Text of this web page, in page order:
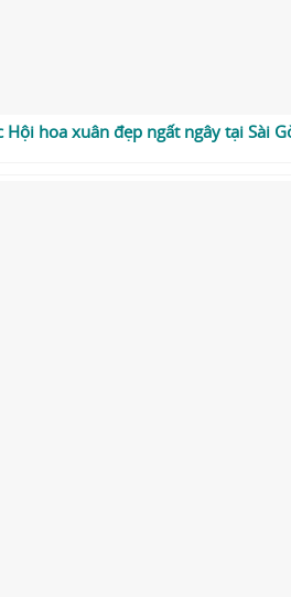
Hội hoa xuân đẹp ngất ngây tại Sài